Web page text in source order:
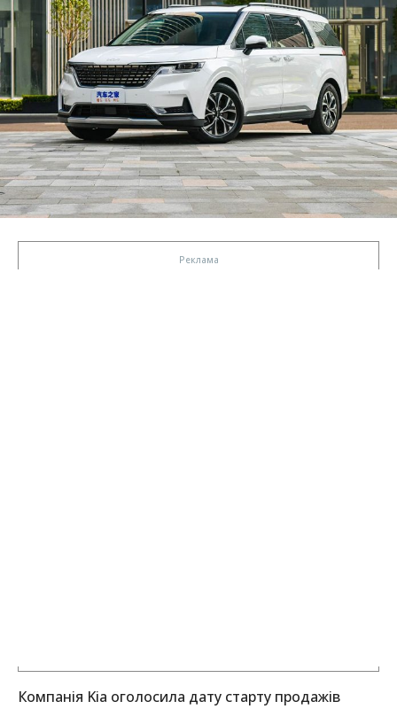
Компанія Kia оголосила дату старту продажів